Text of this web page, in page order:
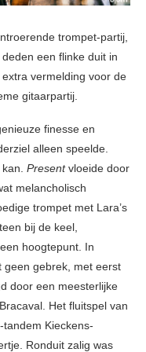
trompet-partij,
een flinke duit in
vermelding voor de
gitaarpartij.
finesse en
alleen speelde.
Presentvloeide door
melancholisch
trompet met Lara’s
bij de keel,
hoogtepunt. In
geen gebrek, met eerst
door een meesterlijke
Het fluitspel van
Kieckens-
Ronduit zalig was